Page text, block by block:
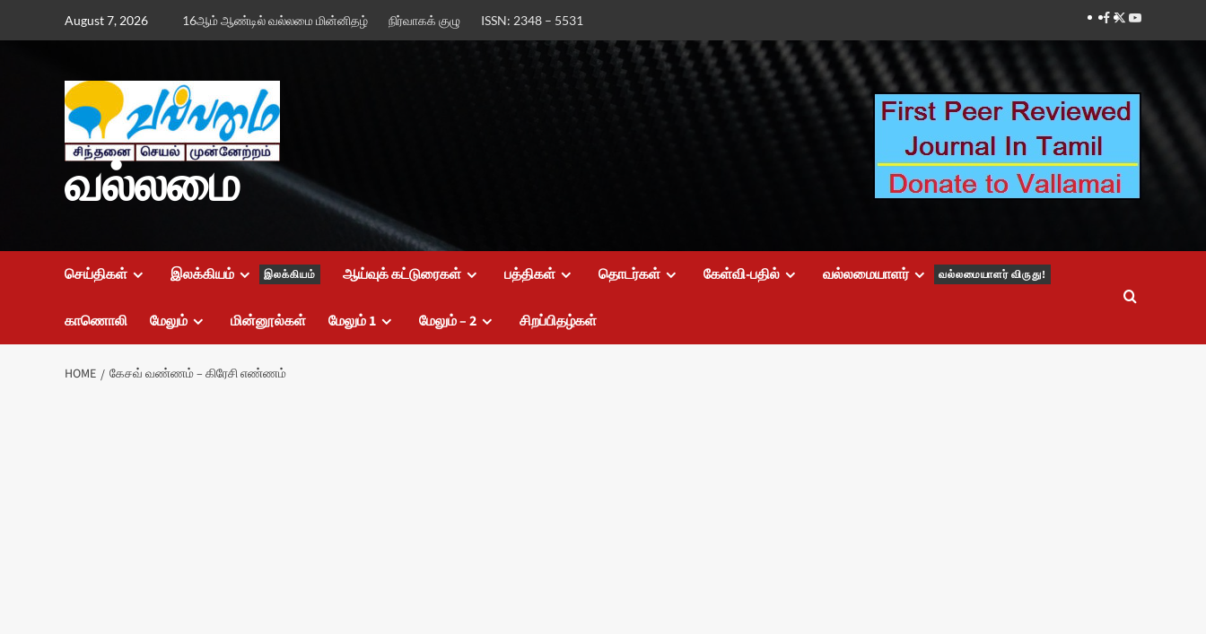
August 7, 2026 16ஆம் ஆண்டில் வல்லமை மின்னிதழ் நிர்வாகக் குழு ISSN: 2348 – 5531 Facebook
TwitterYoutube
வல்லமை
செய்திகள் இலக்கியம் இலக்கியம் ஆய்வுக் கட்டுரைகள் பத்திகள் தொடர்கள் கேள்வி-பதில் வல்லமையாளர் வல்லமையாளர் விருது!
காணொலி மேலும் மின்னூல்கள் மேலும் 1 மேலும் – 2 சிறப்பிதழ்கள்
HOME கேசவ் வண்ணம் – கிரேசி எண்ணம்